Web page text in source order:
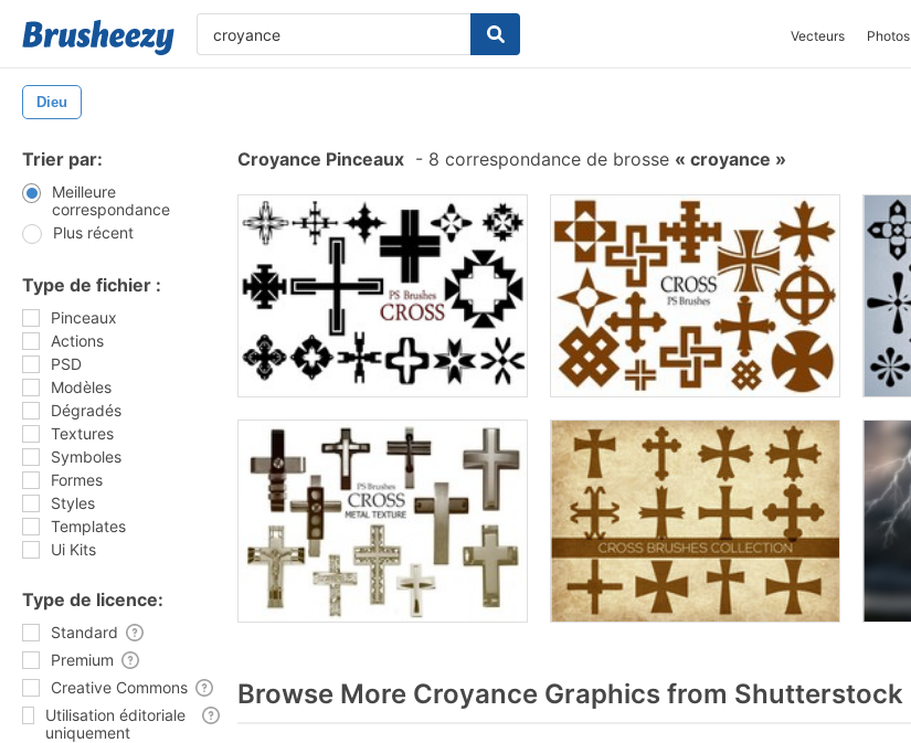
Vecteurs Photos
Dieu
Trier par:
Meilleure
correspondance
Plus récent
Type de fichier :
Pinceaux
Actions
PSD
Modèles
Dégradés
Textures
Symboles
Formes
Styles
Templates
Ui Kits
Type de licence:
Standard
Premium
Creative Commons
Utilisation éditoriale
uniquement
Croyance Pinceaux - 8 correspondance de brosse croyance
Browse More Croyance Graphics from Shutterstock